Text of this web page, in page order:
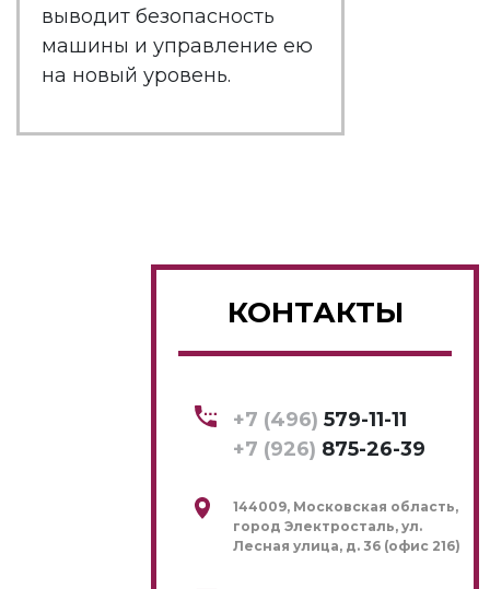
выводит безопасность
машины и управление ею
на новый уровень.
КОНТАКТЫ
+7 (496) 579-11-11
+7 (926) 875-26-39
144009, Московская область,
город Электросталь, ул.
Лесная улица, д. 36 (офис 216)